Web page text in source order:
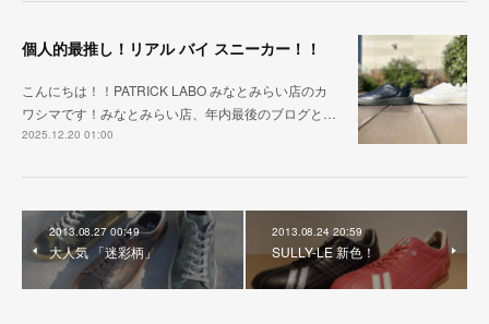
個人的最推し！リアル バイ スニーカー！！
こんにちは！！PATRICK LABO みなとみらい店のカ
ワシマです！みなとみらい店、年内最後のブログと…
2025.12.20 01:00
2013.08.27 00:49
大人気 「迷彩柄」
2013.08.24 20:59
SULLY-LE 新色！